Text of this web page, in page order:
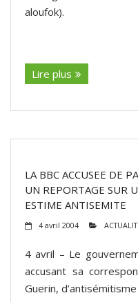
aloufok).
Lire plus
LA BBC ACCUSEE DE
UN REPORTAGE SUR
ESTIME ANTISEMITE
4 avril 2004
4 avril – Le
accusant sa
Guerin,